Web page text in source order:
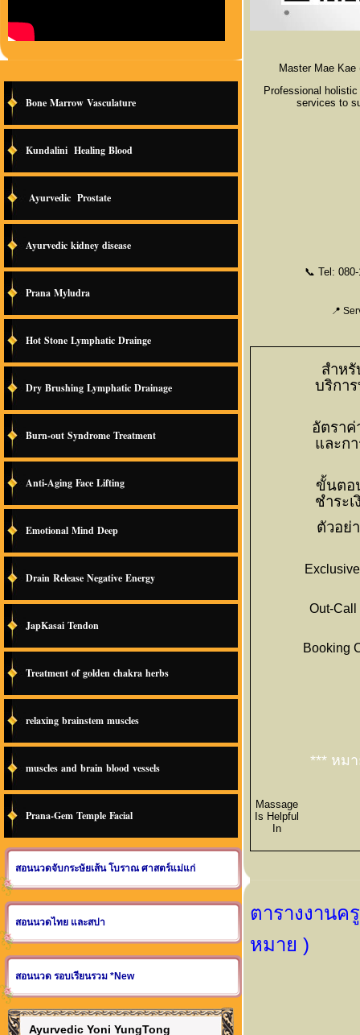
Bone Marrow Vasculature
Kundalini Healing Blood
Ayurvedic Prostate
Ayurvedic kidney disease
Prana Myludra
Hot Stone Lymphatic Drainge
Dry Brushing Lymphatic Drainage
Burn-out Syndrome Treatment
Anti-Aging Face Lifting
Emotional Mind Deep
Drain Release Negative Energy
JapKasai Tendon
Treatment of golden chakra herbs
relaxing brainstem muscles
muscles and brain blood vessels
Prana-Gem Temple Facial
สอนนวดจับกระษัยเส้น โบราณ ศาสตร์แม่แก่
สอนนวดไทย และสปา
สอนนวด รอบเรียนรวม *New
Ayurvedic Yoni YungTong
Master Mae
Professional
services to
📞 Tel:
📍
สำห
บริกา
อัตราค่
และก
ขั้นตอ
ชำระ
ตัวอย่
Out-Call
Booking
*** หม
Massage
Is Helpful
In
ตารางงานค
หมาย )